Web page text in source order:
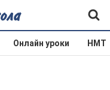
Онлайн уроки НМТ